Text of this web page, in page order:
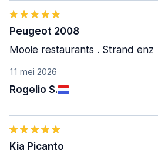
11 mei 2026
Rogelio S.
Peugeot 2008
Mooie restaurants . Strand enz
Kia Picanto